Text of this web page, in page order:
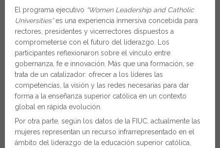
El programa ejecutivo “Women Leadership and Catholic
Universities”es una experiencia inmersiva concebida para
rectores, presidentes y vicerrectores dispuestos a
comprometerse con el futuro del liderazgo. Los
participantes reflexionaron sobre el vínculo entre
gobernanza, fe e innovación. Más que una formación, se
trata de un catalizador: ofrecer a los líderes las
competencias, la visión y las redes necesarias para dar
forma a la enseñanza superior católica en un contexto
global en rápida evolución.
Por otra parte, según los datos de la FIUC, actualmente las
mujeres representan un recurso infrarrepresentado en el
ámbito del liderazgo de la educación superior católica,